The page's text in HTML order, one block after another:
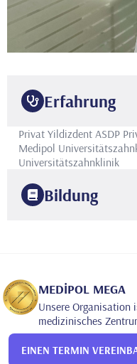
Erfahrung
Privat Yildizdent ASDP
Medipol
Universitätszahnklinik
Bildung
MEDİPOL MEGA
Unsere Organisation
medizinisches
EINEN TERMIN